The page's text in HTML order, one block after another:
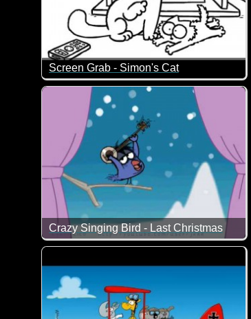
Screen Grab - Simon's Cat
Irgendetwas stellt Simon's Cat immer
Crazy Singing Bird - Last Christmas
Ziemlich eigenwillige Version vom